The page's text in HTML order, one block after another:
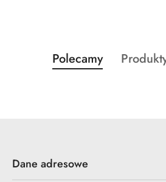
Pomiń karuzelę produktów
Produkty
o
Polecamy
Dane adresowe